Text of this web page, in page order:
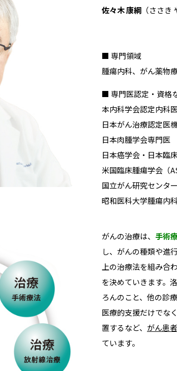
佐々木 康綱 （ささき
■ 専門領域
腫瘍内科、がん薬物
■ 専門医認定・資格
本内科学会認定内科医
日本がん治療認定医
日本肉腫学会専門医
日本癌学会・日本臨
米国臨床腫瘍学会（
国立がん研究センタ
昭和医科大学腫瘍内
がんの治療は、 手術
し、がんの種類や進
上の治療法を組み合
を決めていきます。
ろんのこと、他の診
医療的支援だけでな
置するなど、 がん患
ています。